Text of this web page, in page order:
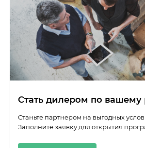
Стать дилером по вашему
Станьте партнером на выгодных
Заполните заявку для открытия